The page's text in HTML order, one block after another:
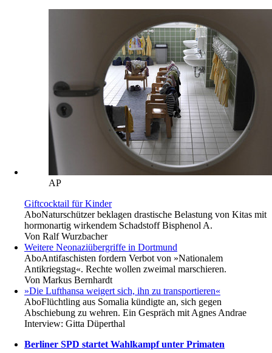
AP
Giftcocktail für Kinder
AboNaturschützer beklagen drastische Belastung von Kitas mit
hormonartig wirkendem Schadstoff Bisphenol A.
Von Ralf Wurzbacher
Weitere Neonaziübergriffe in Dortmund
AboAntifaschisten fordern Verbot von »Nationalem
Antikriegstag«. Rechte wollen zweimal marschieren.
Von Markus Bernhardt
»Die Lufthansa weigert sich, ihn zu transportieren«
AboFlüchtling aus Somalia kündigte an, sich gegen
Abschiebung zu wehren. Ein Gespräch mit Agnes Andrae
Interview: Gitta Düperthal
Berliner SPD startet Wahlkampf unter Primaten